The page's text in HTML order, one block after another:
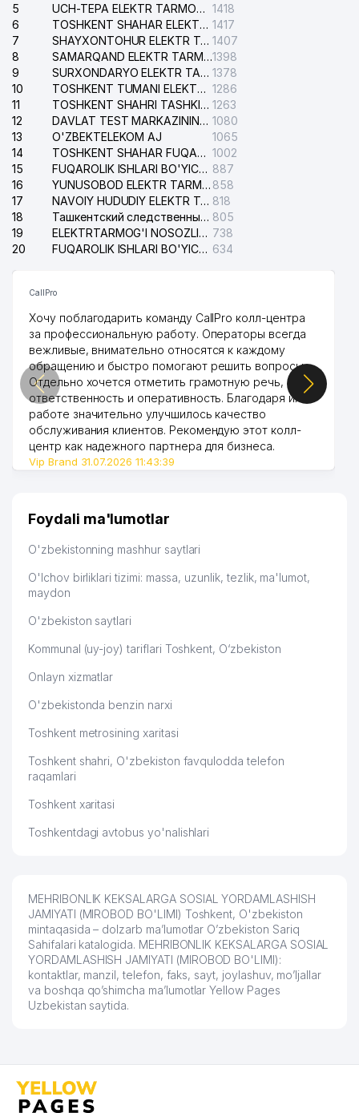
5
UCH-TEPA ELEKTR TARMOG'I NOSOZLIKLARI XIZMATI 1418
6
TOSHKENT SHAHAR ELEKTR TARMOQLARI KORXONASI AJ 1417
7
SHAYXONTOHUR ELEKTR TARMOG'I NOSOZLIKLARINI TUZATISH XIZMATI 1407
8
SAMARQAND ELEKTR TARMOQLARI AJ1398
9
SURXONDARYO ELEKTR TARMOQLARI AJ 1378
10
TOSHKENT TUMANI ELEKTR TARMOG'I AVARIYA XIZMATI 1286
11
TOSHKENT SHAHRI TASHKILOT TELEFONLARI HAQIDA MA'LUMOT BYUROSI 1263
12
DAVLAT TEST MARKAZINING ISHONCH TELEFONLARI 1080
13
O'ZBEKTELEKOM AJ
1065
14
TOSHKENT SHAHAR FUQAROLIK ISHLARI BO'YICHA SUDI 1002
15
FUQAROLIK ISHLARI BO'YICHA YAKKASAROY TUMANLARARO SUDI 887
16
YUNUSOBOD ELEKTR TARMOG'I NOSOZLIKLARI XIZMATI 858
17
NAVOIY HUDUDIY ELEKTR TARMOQLARI KORXONASI AJ 818
18
Ташкентский следственный изолятор 805
19
ELEKTRTARMOG'I NOSOZLIKLARINI TO'ZATISH SERGELI XIZMATI 738
20
FUQAROLIK ISHLARI BO'YICHA UCH-TEPA TUMANI SUDI 634
CallPro
Хочу поблагодарить команду CallPro колл-центра
за профессиональную работу. Операторы всегда
вежливые, внимательно относятся к каждому
обращению и быстро помогают решить вопросы.
Отдельно хочется отметить грамотную речь,
ответственность и оперативность. Благодаря их
работе значительно улучшилось качество
обслуживания клиентов. Рекомендую этот колл-
центр как надежного партнера для бизнеса.
Vip Brand 31.07.2026 11:43:39
Foydali ma'lumotlar
O'zbekistonning mashhur saytlari
O'lchov birliklari tizimi: massa, uzunlik, tezlik, ma'lumot,
maydon
O'zbekiston saytlari
Kommunal (uy-joy) tariflari Toshkent, O‘zbekiston
Onlayn xizmatlar
O'zbekistonda benzin narxi
Toshkent metrosining xaritasi
Toshkent shahri, O'zbekiston favqulodda telefon
raqamlari
Toshkent xaritasi
Toshkentdagi avtobus yo'nalishlari
MEHRIBONLIK KEKSALARGA SOSIAL YORDAMLASHISH
JAMIYATI (MIROBOD BO'LIMI) Toshkent, O'zbekiston
mintaqasida – dolzarb ma’lumotlar O’zbekiston Sariq
Sahifalari katalogida. MEHRIBONLIK KEKSALARGA SOSIAL
YORDAMLASHISH JAMIYATI (MIROBOD BO'LIMI):
kontaktlar, manzil, telefon, faks, sayt, joylashuv, mo’ljallar
va boshqa qo’shimcha ma’lumotlar Yellow Pages
Uzbekistan saytida.